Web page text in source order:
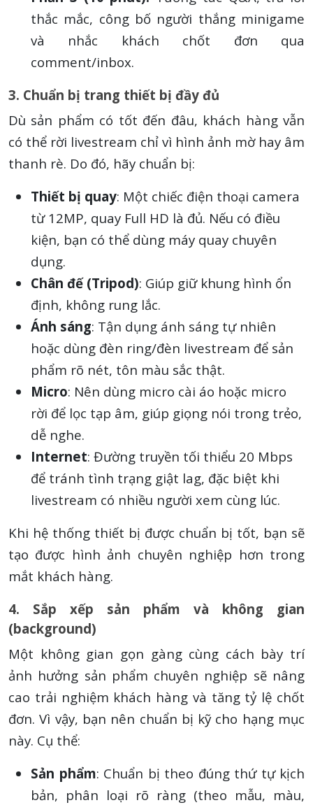
thắc mắc, công bố người thắng minigame
và nhắc khách chốt đơn qua
comment/inbox.
3. Chuẩn bị trang thiết bị đầy đủ
Dù sản phẩm có tốt đến đâu, khách hàng vẫn
có thể rời livestream chỉ vì hình ảnh mờ hay âm
thanh rè. Do đó, hãy chuẩn bị:
Thiết bị quay: Một chiếc điện thoại camera
từ 12MP, quay Full HD là đủ. Nếu có điều
kiện, bạn có thể dùng máy quay chuyên
dụng.
Chân đế (Tripod): Giúp giữ khung hình ổn
định, không rung lắc.
Ánh sáng: Tận dụng ánh sáng tự nhiên
hoặc dùng đèn ring/đèn livestream để sản
phẩm rõ nét, tôn màu sắc thật.
Micro: Nên dùng micro cài áo hoặc micro
rời để lọc tạp âm, giúp giọng nói trong trẻo,
dễ nghe.
Internet: Đường truyền tối thiểu 20 Mbps
để tránh tình trạng giật lag, đặc biệt khi
livestream có nhiều người xem cùng lúc.
Khi hệ thống thiết bị được chuẩn bị tốt, bạn sẽ
tạo được hình ảnh chuyên nghiệp hơn trong
mắt khách hàng.
4. Sắp xếp sản phẩm và không gian
(background)
Một không gian gọn gàng cùng cách bày trí
ảnh hưởng sản phẩm chuyên nghiệp sẽ nâng
cao trải nghiệm khách hàng và tăng tỷ lệ chốt
đơn. Vì vậy, bạn nên chuẩn bị kỹ cho hạng mục
này. Cụ thể:
Sản phẩm: Chuẩn bị theo đúng thứ tự kịch
bản, phân loại rõ ràng (theo mẫu, màu,